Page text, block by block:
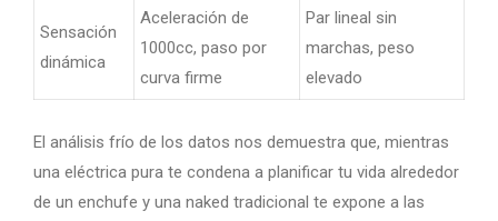
Sensación
dinámica
Aceleración de
1000cc, paso por
curva firme
Par lineal sin
marchas, peso
elevado
El análisis frío de los datos nos demuestra que, mientras
una eléctrica pura te condena a planificar tu vida alrededor
de un enchufe y una naked tradicional te expone a las